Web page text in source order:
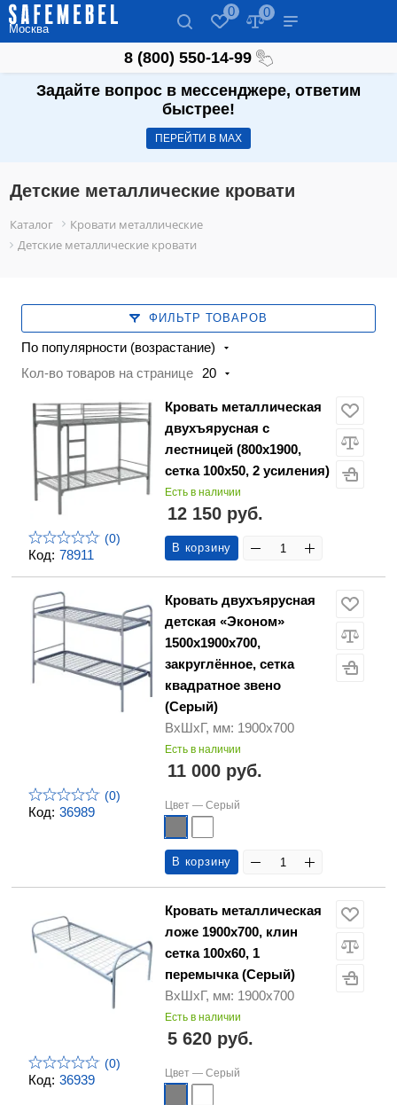
Москва
0 0
8 (800) 550-14-99
Задайте вопрос в мессенджере, ответим
быстрее!
ПЕРЕЙТИ В МАХ
Детские металлические кровати
Каталог
Кровати металлические
Детские металлические кровати
ФИЛЬТР ТОВАРОВ
По популярности (возрастание)
Кол-во товаров на странице
20
Код: 78911
(0)
Кровать металлическая
двухъярусная с
лестницей (800х1900,
сетка 100х50, 2 усиления)
Есть в наличии
12 150 руб.
В корзину
Код: 36989
(0)
Кровать двухъярусная
детская «Эконом»
1500х1900х700,
закруглённое, сетка
квадратное звено
(Серый)
ВхШхГ, мм: 1900х700
Есть в наличии
11 000 руб.
Цвет — Серый
В корзину
Код: 36939
(0)
Кровать металлическая
ложе 1900х700, клин
сетка 100х60, 1
перемычка (Серый)
ВхШхГ, мм: 1900х700
Есть в наличии
5 620 руб.
Цвет — Серый